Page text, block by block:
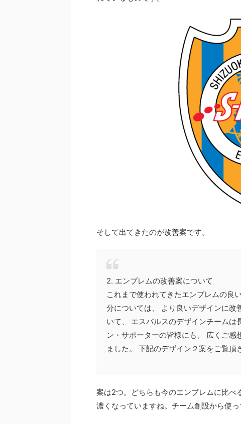
そして出てきたのが改善案です。
2. エンブレムの改善案について
これまで使われてきたエンブレムの良
分については、 より良いデザインに改
いて、 エスパルスのデザインチーム
ン・サポーターの皆様にも、 広くご感
ました。 下記のデザイン２案をご覧頂
案は2つ。どちらも今のエンブレムに比べ
濃くなっていますね。チーム創設から使